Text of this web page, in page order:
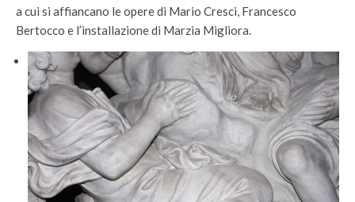
a cui si affiancano le opere di Mario Cresci, Francesco
Bertocco e l’installazione di Marzia Migliora.